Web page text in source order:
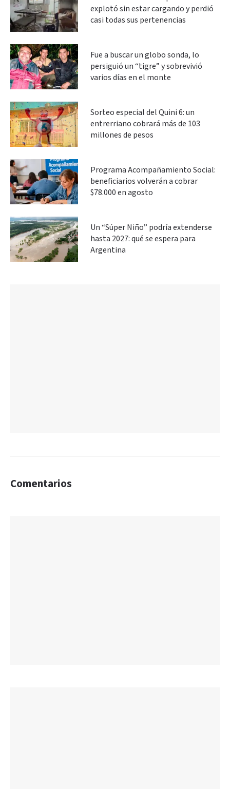
explotó sin estar cargando y perdió
casi todas sus pertenencias
Fue a buscar un globo sonda, lo
persiguió un “tigre” y sobrevivió
varios días en el monte
Sorteo especial del Quini 6: un
entrerriano cobrará más de 103
millones de pesos
Programa Acompañamiento Social:
beneficiarios volverán a cobrar
$78.000 en agosto
Un “Súper Niño” podría extenderse
hasta 2027: qué se espera para
Argentina
Comentarios